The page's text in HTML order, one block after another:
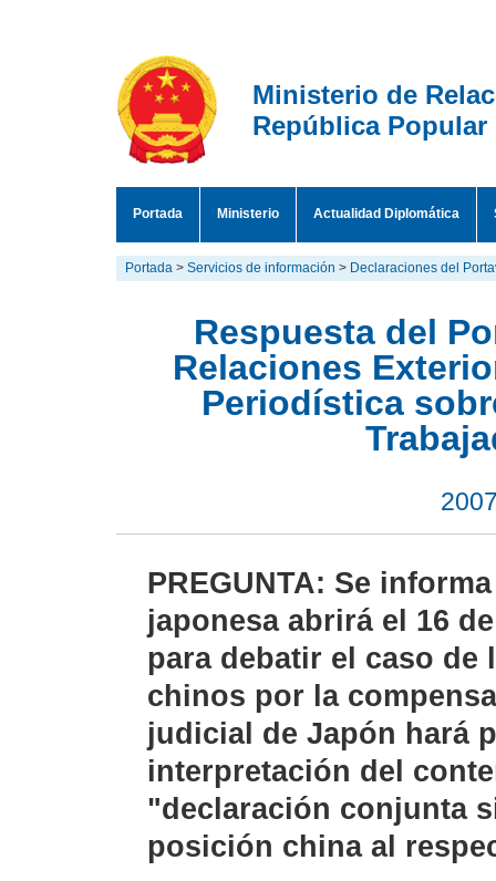
Ministerio de
República Popular
Portada Ministerio Actualidad Diplomática
Portada > Servicios de información > Declaraciones del
Respuesta del
Relaciones
Periodística
PREGUNTA: Se
japonesa abrirá el 16
para debatir el caso de
chinos por la
judicial de Japón hará
interpretación del
"declaración conjunta
posición china al